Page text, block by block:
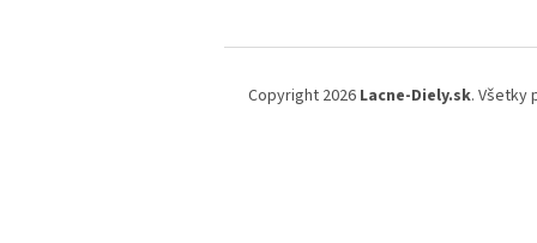
Copyright 2026 Lacne-Diely.sk. Všetky